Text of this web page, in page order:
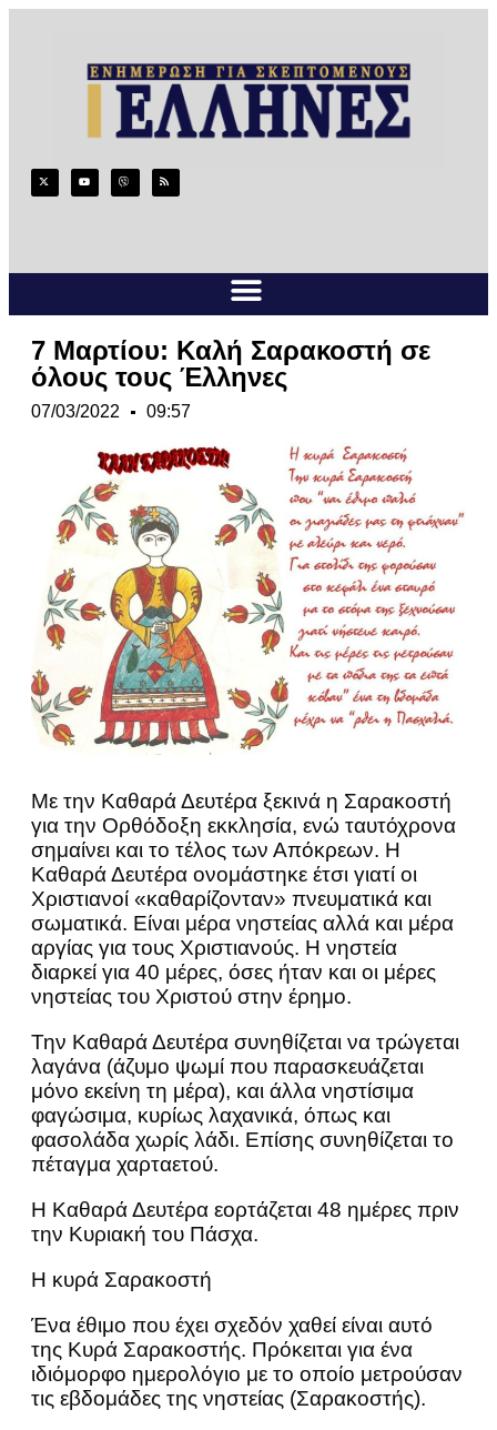
7 Μαρτίου: Kαλή Σαρακοστή σε
όλους τους Έλληνες
07/03/2022 09:57
Με την Καθαρά Δευτέρα ξεκινά η Σαρακοστή
για την Ορθόδοξη εκκλησία, ενώ ταυτόχρονα
σημαίνει και το τέλος των Απόκρεων. Η
Καθαρά Δευτέρα ονομάστηκε έτσι γιατί οι
Χριστιανοί «καθαρίζονταν» πνευματικά και
σωματικά. Είναι μέρα νηστείας αλλά και μέρα
αργίας για τους Χριστιανούς. Η νηστεία
διαρκεί για 40 μέρες, όσες ήταν και οι μέρες
νηστείας του Χριστού στην έρημο.
Την Καθαρά Δευτέρα συνηθίζεται να τρώγεται
λαγάνα (άζυμο ψωμί που παρασκευάζεται
μόνο εκείνη τη μέρα), και άλλα νηστίσιμα
φαγώσιμα, κυρίως λαχανικά, όπως και
φασολάδα χωρίς λάδι. Επίσης συνηθίζεται το
πέταγμα χαρταετού.
Η Καθαρά Δευτέρα εορτάζεται 48 ημέρες πριν
την Κυριακή του Πάσχα.
Η κυρά Σαρακοστή
Ένα έθιμο που έχει σχεδόν χαθεί είναι αυτό
της Κυρά Σαρακοστής. Πρόκειται για ένα
ιδιόμορφο ημερολόγιο με το οποίο μετρούσαν
τις εβδομάδες της νηστείας (Σαρακοστής).